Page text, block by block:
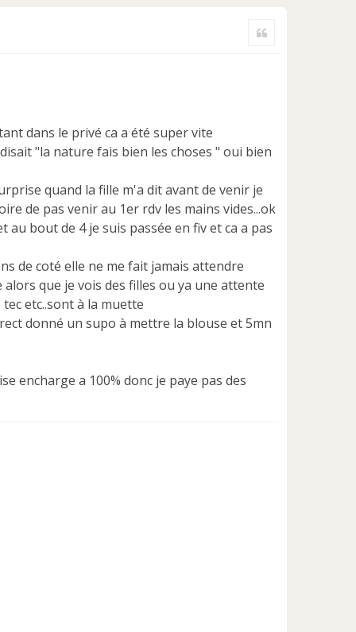
dans le privé ca a été super vite
"la nature fais bien les choses " oui bien
quand la fille m'a dit avant de venir je
de pas venir au 1er rdv les mains vides...ok
au bout de 4 je suis passée en fiv et ca a pas
de coté elle ne me fait jamais attendre
que je vois des filles ou ya une attente
etc..sont à la muette
donné un supo à mettre la blouse et 5mn
encharge a 100% donc je paye pas des